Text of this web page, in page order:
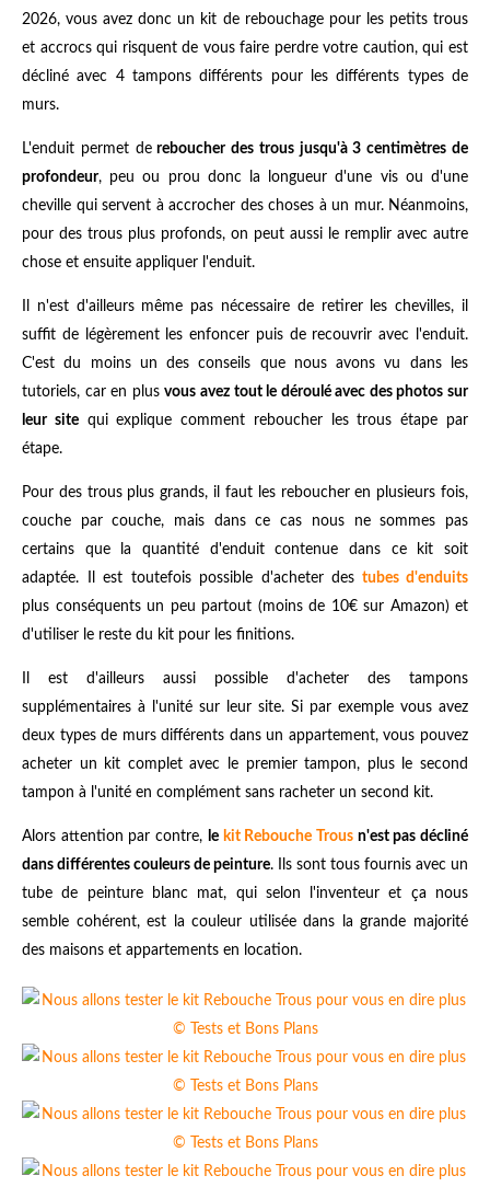
2026, vous avez donc un kit de rebouchage pour les petits trous
et accrocs qui risquent de vous faire perdre votre caution, qui est
décliné avec 4 tampons différents pour les différents types de
murs.
L'enduit permet dereboucher des trous jusqu'à 3 centimètres de
profondeur, peu ou prou donc la longueur d'une vis ou d'une
cheville qui servent à accrocher des choses à un mur. Néanmoins,
pour des trous plus profonds, on peut aussi le remplir avec autre
chose et ensuite appliquer l'enduit.
Il n'est d'ailleurs même pas nécessaire de retirer les chevilles, il
suffit de légèrement les enfoncer puis de recouvrir avec l'enduit.
C'est du moins un des conseils que nous avons vu dans les
tutoriels, car en plusvous avez tout le déroulé avec des photos sur
leur sitequi explique comment reboucher les trous étape par
étape.
Pour des trous plus grands, il faut les reboucher en plusieurs fois,
couche par couche, mais dans ce cas nous ne sommes pas
certains que la quantité d'enduit contenue dans ce kit soit
adaptée. Il est toutefois possible d'acheter des tubes d'enduits
plus conséquents un peu partout (moins de 10€ sur Amazon) et
d'utiliser le reste du kit pour les finitions.
Il est d'ailleurs aussi possible d'acheter des tampons
supplémentaires à l'unité sur leur site. Si par exemple vous avez
deux types de murs différents dans un appartement, vous pouvez
acheter un kit complet avec le premier tampon, plus le second
tampon à l'unité en complément sans racheter un second kit.
Alors attention par contre, le kit Rebouche Trousn'est pas décliné
dans différentes couleurs de peinture. Ils sont tous fournis avec un
tube de peinture blanc mat, qui selon l'inventeur et ça nous
semble cohérent, est la couleur utilisée dans la grande majorité
des maisons et appartements en location.